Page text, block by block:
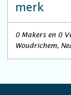
merk
0 Makers en 0
Woudrichem,